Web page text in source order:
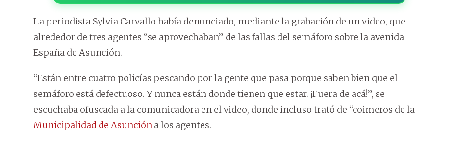
La periodista Sylvia Carvallo había denunciado, mediante la grabación de un video, que
alrededor de tres agentes “se aprovechaban” de las fallas del semáforo sobre la avenida
España de Asunción.
“Están entre cuatro policías pescando por la gente que pasa porque saben bien que el
semáforo está defectuoso. Y nunca están donde tienen que estar. ¡Fuera de acá!”, se
escuchaba ofuscada a la comunicadora en el video, donde incluso trató de “coimeros de la
Municipalidad de Asunción a los agentes.